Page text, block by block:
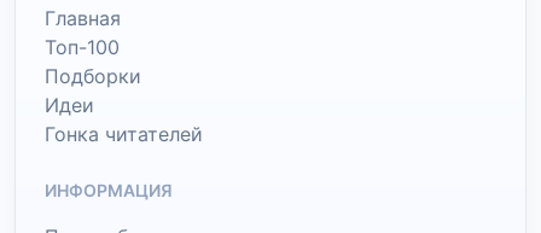
Главная
Топ-100
Подборки
Идеи
Гонка читателей
ИНФОРМАЦИЯ